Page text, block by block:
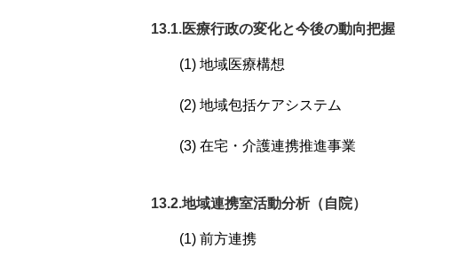
13.1.医療行政の変化と今後の動向把握
(1) 地域医療構想
(2) 地域包括ケアシステム
(3) 在宅・介護連携推進事業
13.2.地域連携室活動分析（自院）
(1) 前方連携